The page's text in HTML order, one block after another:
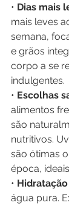
• Dias mais
mais leves
semana,
e grãos
corpo a se
indulgentes.
• Escolhas
alimentos
são
nutritivos.
são ótimas
época,
•
água pura.